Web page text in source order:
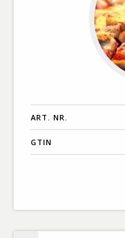
ART. NR.
GTIN